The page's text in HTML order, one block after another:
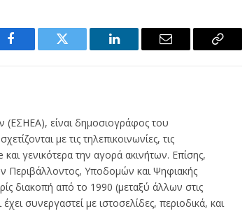
Facebook Twitter LinkedIn Email
Copy
(ΕΣΗΕΑ), είναι δημοσιογράφος του
με τις τηλεπικοινωνίες, τις
και γενικότερα την αγορά ακινήτων. Επίσης,
Περιβάλλοντος, Υποδομών και Ψηφιακής
διακοπή από το 1990 (μεταξύ άλλων στις
συνεργαστεί με ιστοσελίδες, περιοδικά, και